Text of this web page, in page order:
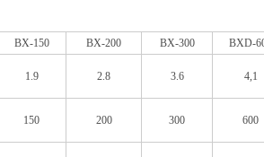
BX-150 BX-200 BX-300 BXD-
1.9 2.8 3.6 4,1
150 200 300 600